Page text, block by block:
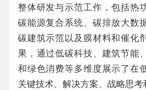
整体研发与示范工作，包括热
碳能源复合系统、碳排放大数
碳建筑示范以及膜材料和催化
果， 通过低碳科技、建筑节能
和绿色消费等多维度展示了在
关键技术、解决方案、战略思考